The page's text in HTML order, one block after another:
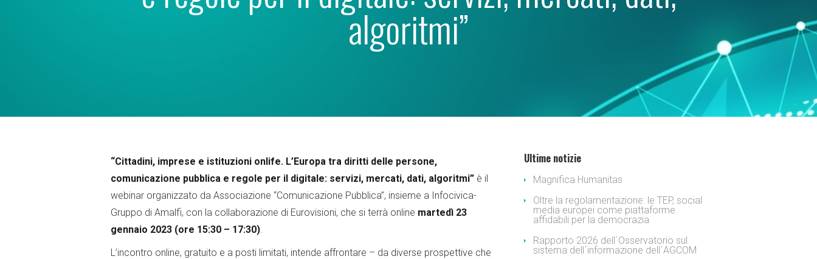
algoritmi”
“Cittadini, imprese e istituzioni onlife. L’Europa tra diritti delle persone,
comunicazione pubblica e regole per il digitale: servizi, mercati, dati, algoritmi” è il
webinar organizzato da Associazione “Comunicazione Pubblica”, insieme a Infocivica-
Gruppo di Amalfi, con la collaborazione di Eurovisioni, che si terrà online martedì 23
gennaio 2023 (ore 15:30 – 17:30).
L’incontro online, gratuito e a posti limitati, intende affrontare – da diverse prospettive che
Ultime notizie
Magnifica Humanitas
Oltre la regolamentazione: le TEP, social
media europei come piattaforme
affidabili per la democrazia
Rapporto 2026 dell´Osservatorio sul
sistema dell´informazione dell´AGCOM